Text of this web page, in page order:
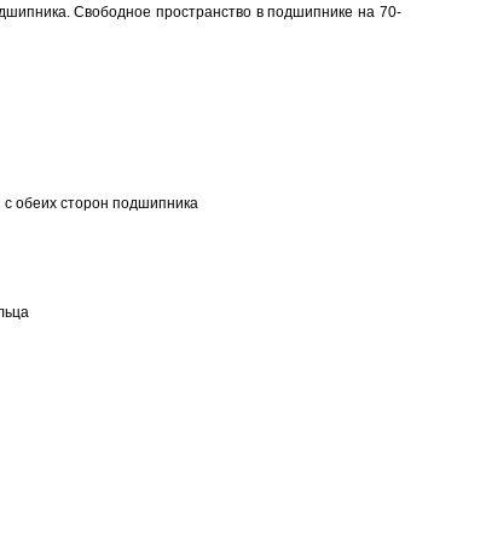
Свободное пространство в подшипнике на 70-
обеих сторон подшипника